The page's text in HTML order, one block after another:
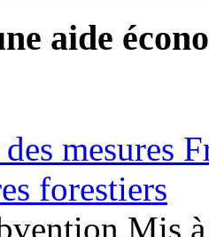
aide
mesures
forestiers
Mis